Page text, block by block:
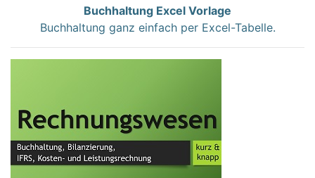
Buchhaltung Excel Vorlage
Buchhaltung ganz einfach per Excel-Tabelle.